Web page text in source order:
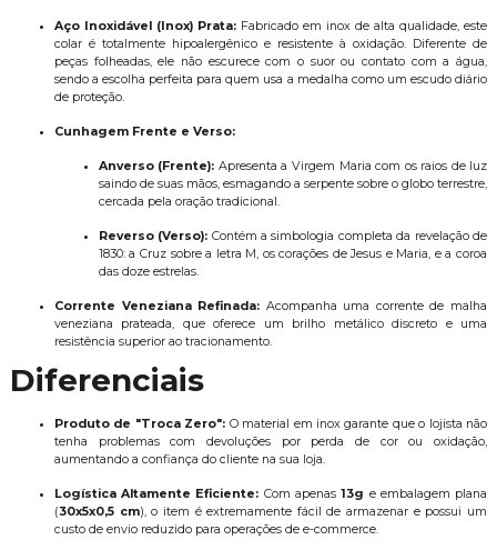
Aço Inoxidável (Inox) Prata:Fabricado em inox de alta qualidade, este
colar é totalmente hipoalergênico e resistente à oxidação. Diferente de
peças folheadas, ele não escurece com o suor ou contato com a água,
sendo a escolha perfeita para quem usa a medalha como um escudo diário
de proteção.
Cunhagem Frente e Verso:
Anverso (Frente): Apresenta a Virgem Maria com os raios de luz
saindo de suas mãos, esmagando a serpente sobre o globo terrestre,
cercada pela oração tradicional.
Reverso (Verso): Contém a simbologia completa da revelação de
1830: a Cruz sobre a letra M, os corações de Jesus e Maria, e a coroa
das doze estrelas.
Corrente Veneziana Refinada: Acompanha uma corrente de malha
veneziana prateada, que oferece um brilho metálico discreto e uma
resistência superior ao tracionamento.
Diferenciais
Produto de "Troca Zero": O material em inox garante que o lojista não
tenha problemas com devoluções por perda de cor ou oxidação,
aumentando a confiança do cliente na sua loja.
Logística Altamente Eficiente: Com apenas13g e embalagem plana
(30x5x0,5 cm), o item é extremamente fácil de armazenar e possui um
custo de envio reduzido para operações de e-commerce.